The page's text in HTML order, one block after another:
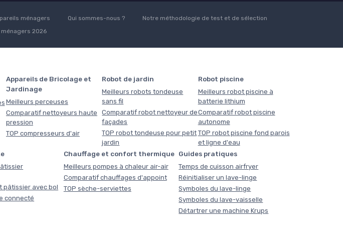
ménagers Qui sommes-nous ?
Notre méthodologie de test et de sélection
2026
Appareils de Bricolage et
Jardinage
Meilleurs perceuses
Comparatif nettoyeurs haute
pression
TOP compresseurs d'air
Robot de jardin
Meilleurs robots tondeuse
sans fil
Comparatif robot nettoyeur de
façades
TOP robot tondeuse pour petit
jardin
Robot piscine
Meilleurs robot piscine à
batterie lithium
Comparatif robot piscine
autonome
TOP robot piscine fond parois
et ligne d'eau
pâtissier avec bol
connecté
Chauffage et confort thermique
Meilleurs pompes à chaleur air-air
Comparatif chauffages d'appoint
TOP sèche-serviettes
Guides pratiques
Temps de cuisson airfryer
Réinitialiser un lave-linge
Symboles du lave-linge
Symboles du lave-vaisselle
Détartrer une machine Krups